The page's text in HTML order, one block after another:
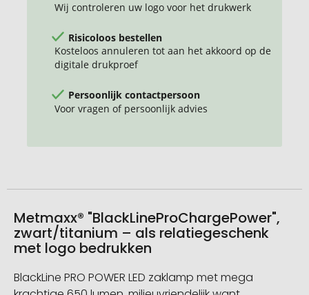
Wij controleren uw logo voor het drukwerk
Risicoloos bestellen
Kosteloos annuleren tot aan het akkoord op de
digitale drukproef
Persoonlijk contactpersoon
Voor vragen of persoonlijk advies
Metmaxx® "BlackLineProChargePower",
zwart/titanium – als relatiegeschenk
met logo bedrukken
BlackLine PRO POWER LED zaklamp met mega